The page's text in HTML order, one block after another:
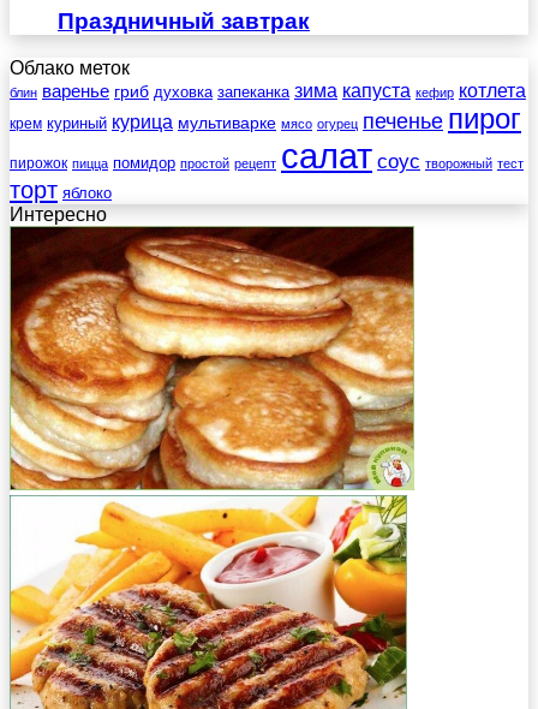
Праздничный завтрак
Облако меток
блин варенье гриб духовка запеканка зима капуста кефир котлета
крем куриный курица мультиварке мясо огурец печенье пирог
пирожок пицца помидор простой рецепт салат соус творожный тест
торт яблоко
Интересно